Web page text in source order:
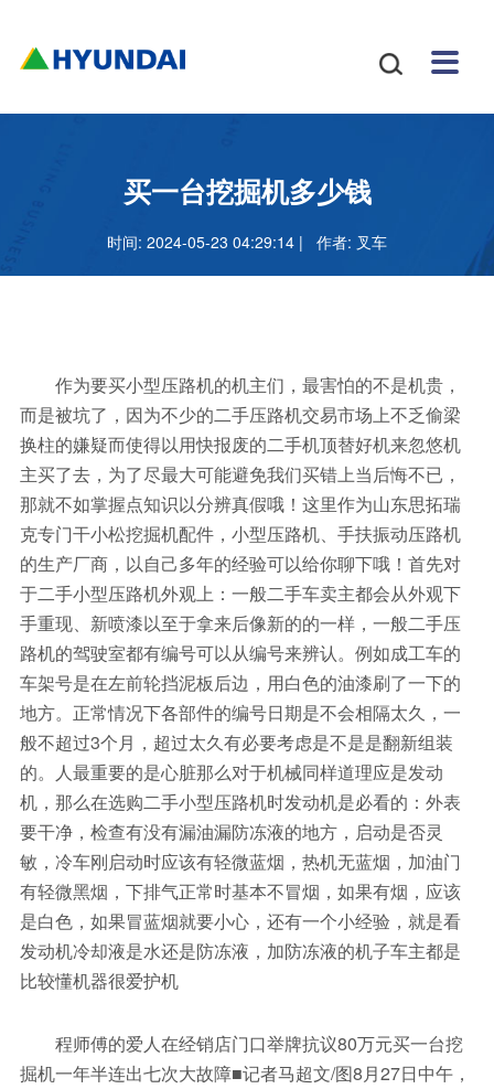

样
机
体育
吗
足球
买一台挖掘机多少钱
时间: 2024-05-23 04:29:14 | 作者: 叉车
作为要买小型压路机的机主们，最害怕的不是机贵，
而是被坑了，因为不少的二手压路机交易市场上不乏偷梁
换柱的嫌疑而使得以用快报废的二手机顶替好机来忽悠机
主买了去，为了尽最大可能避免我们买错上当后悔不已，
那就不如掌握点知识以分辨真假哦！这里作为山东思拓瑞
克专门干小松挖掘机配件，小型压路机、手扶振动压路机
的生产厂商，以自己多年的经验可以给你聊下哦！首先对
于二手小型压路机外观上：一般二手车卖主都会从外观下
手重现、新喷漆以至于拿来后像新的的一样，一般二手压
路机的驾驶室都有编号可以从编号来辨认。例如成工车的
车架号是在左前轮挡泥板后边，用白色的油漆刷了一下的
地方。正常情况下各部件的编号日期是不会相隔太久，一
般不超过3个月，超过太久有必要考虑是不是是翻新组装
的。人最重要的是心脏那么对于机械同样道理应是发动
机，那么在选购二手小型压路机时发动机是必看的：外表
要干净，检查有没有漏油漏防冻液的地方，启动是否灵
敏，冷车刚启动时应该有轻微蓝烟，热机无蓝烟，加油门
有轻微黑烟，下排气正常时基本不冒烟，如果有烟，应该
是白色，如果冒蓝烟就要小心，还有一个小经验，就是看
发动机冷却液是水还是防冻液，加防冻液的机子车主都是
比较懂机器很爱护机
程师傅的爱人在经销店门口举牌抗议80万元买一台挖
掘机一年半连出七次大故障■记者马超文/图8月27日中午，